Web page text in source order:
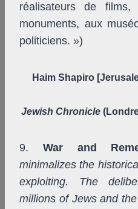
réalisateurs de
monuments, aux
politiciens. »)
Haim Shapiro
Jewish Chronicle
9. War and
minimalizes the
exploiting. The
millions of Jews and